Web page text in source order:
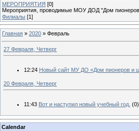
МЕРОПРИЯТИЯ [0]
Мероприятия, проводимые МОУ ДОД "Дом
Филиалы [1]
Главная » 2020 » Февраль
27 Февраля, Четверг
12:24 Новый сайт МУ ДО «Дом пионеров и
20 Февраля, Четверг
11:43 Вот и наступил новый учебный год. (0)
Calendar